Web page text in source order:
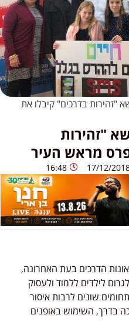
"זהירות בדרכים" קיבלו את
"זהירות
מראש העיר
17/12/
16:48
הדרכים בעת האחרונה,
לילדים ללמוד ולעסוק
שונים לרבות איסור
בדרך, השימוש באופנים